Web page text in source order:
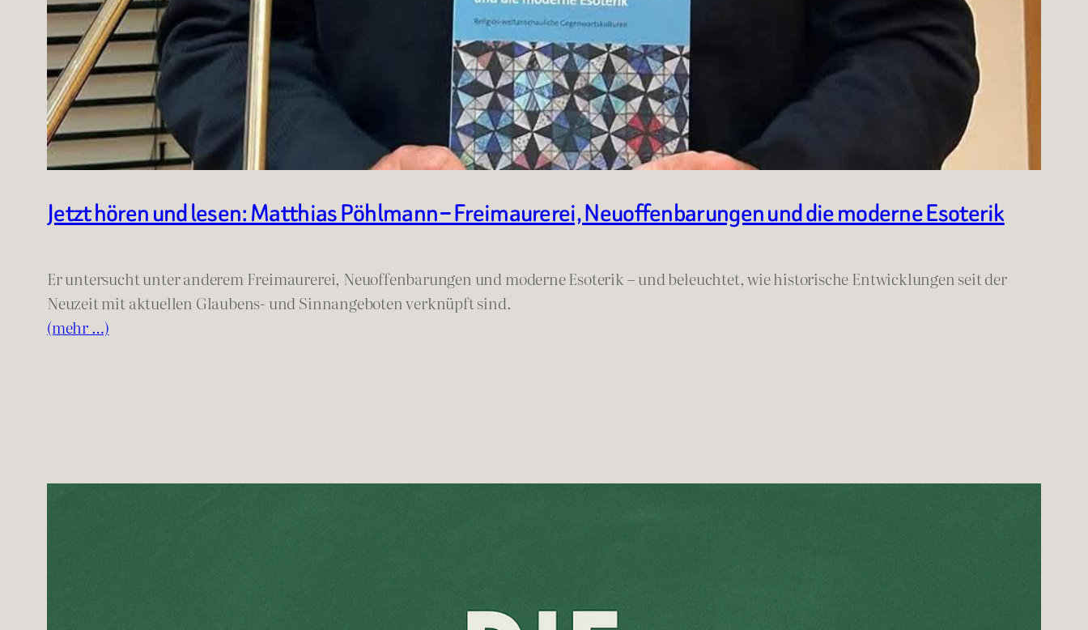
Jetzt hören und lesen: Matthias Pöhlmann – Freimaurerei, Neuoffenbarungen und die moderne Esoterik
Er untersucht unter anderem Freimaurerei, Neuoffenbarungen und moderne Esoterik – und beleuchtet, wie historische Entwicklungen seit der
Neuzeit mit aktuellen Glaubens- und Sinnangeboten verknüpft sind.
(mehr …)